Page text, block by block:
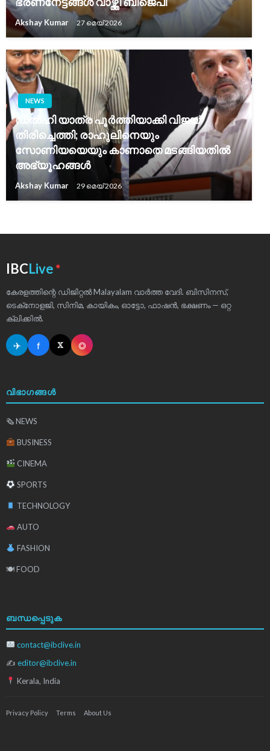
Akshay Kumar 27 മെയ്‌ 2026
NEWS
ഡൽഹി യാത്ര പൂർത്തിയാക്കി വിജയ്
തിരിച്ചെത്തി; രാഹുലിനെയും
സോണിയയെയും കാണാതെ മടങ്ങിയതിൽ
അഭ്യൂഹങ്ങൾ
Akshay Kumar 29 മെയ്‌ 2026
IBCLive ●
കേരളത്തിന്റെ ഡിജിറ്റൽ Malayalam വാർത്ത വേദി. ബിസിനസ്,
ടെക്‌നോളജി, സിനിമ, കായികം, ഓട്ടോ, ഫാഷൻ, ഭക്ഷണം — ഒറ്റ
ക്ലിക്കിൽ.
✈ f 𝕏 ◎
വിഭാഗങ്ങൾ
🗞 NEWS
BUSINESS
CINEMA
SPORTS
TECHNOLOGY
AUTO
FASHION
🍽 FOOD
ബന്ധപ്പെടുക
contact@ibclive.in
✍ editor@ibclive.in
Kerala, India
Privacy Policy Terms About Us